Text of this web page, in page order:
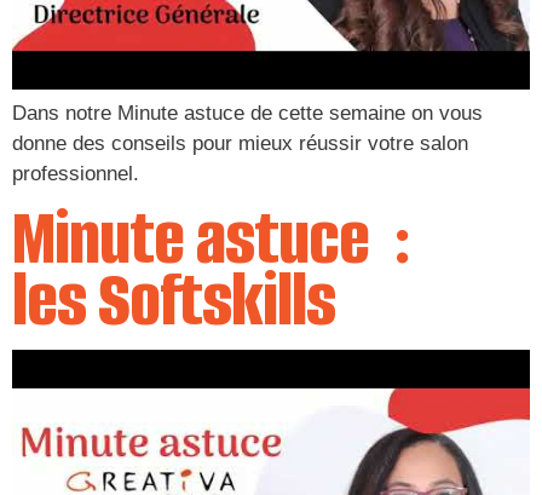
Dans notre Minute astuce de cette semaine on vous
donne des conseils pour mieux réussir votre salon
professionnel.
Minute astuce :
les Softskills